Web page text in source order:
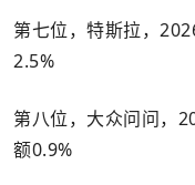
第七位，特斯拉，
2.5%
第八位，大众问问，
额0.9%